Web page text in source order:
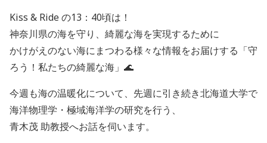
Kiss & Ride の13：40頃は！
神奈川県の海を守り、綺麗な海を実現するために
かけがえのない海にまつわる様々な情報をお届けする「守
ろう！私たちの綺麗な海」🌊
今週も海の温暖化について、先週に引き続き北海道大学で
海洋物理学・極域海洋学の研究を行う、
青木茂 助教授へお話を伺います。